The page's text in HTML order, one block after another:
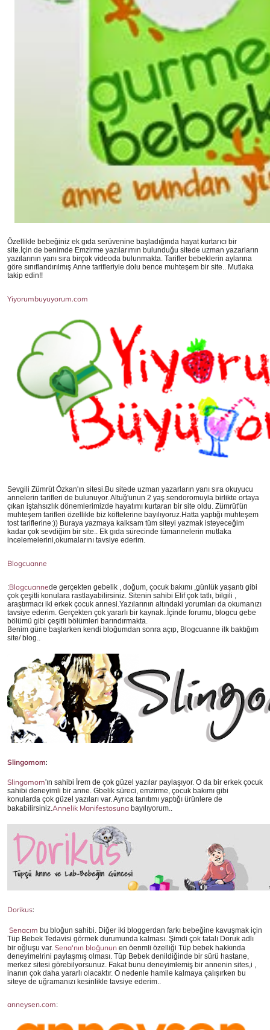
Özellikle bebeğiniz ek gıda serüvenine başladığında hayat kurtarıcı bir
site.İçin de benimde Emzirme yazılarımın bulunduğu sitede uzman yazarların
yazılarının yanı sıra birçok videoda bulunmakta. Tarifler bebeklerin aylarına
göre sınıflandırılmış.Anne tarifleriyle dolu bence muhteşem bir site.. Mutlaka
takip edin!!
Yiyorumbuyuyorum.com
Sevgili Zümrüt Özkan'ın sitesi.Bu sitede uzman yazarların yanı sıra okuyucu
annelerin tarifleri de bulunuyor. Altuğ'unun 2 yaş sendoromuyla birlikte ortaya
çıkan iştahsızlık dönemlerimizde hayatımı kurtaran bir site oldu. Zümrüt'ün
muhteşem tarifleri özellikle biz köftelerine bayılıyoruz.Hatta yaptığı muhteşem
tost tariflerine:)) Buraya yazmaya kalksam tüm siteyi yazmak isteyeceğim
kadar çok sevdiğim bir site.. Ek gıda sürecinde tümannelerin mutlaka
incelemelerini,okumalarını tavsiye ederim.
Blogcuanne
:Blogcuannede gerçekten gebelik , doğum, çocuk bakımı ,günlük yaşantı gibi
çok çeşitli konulara rastlayabilirsiniz. Sitenin sahibi Elif çok tatlı, bilgili ,
araştırmacı iki erkek çocuk annesi.Yazılarının altındaki yorumları da okumanızı
tavsiye ederim. Gerçekten çok yararlı bir kaynak..İçinde forumu, blogcu gebe
bölümü gibi çeşitli bölümleri barındırmakta.
Benim güne başlarken kendi bloğumdan sonra açıp, Blogcuanne ilk baktığım
site/ blog..
Slingomom:
Slingomom'ın sahibi İrem de çok güzel yazılar paylaşıyor. O da bir erkek çocuk
sahibi deneyimli bir anne. Gbelik süreci, emzirme, çocuk bakımı gibi
konularda çok güzel yazıları var. Ayrıca tanıtımı yaptığı ürünlere de
bakabilirsiniz.Annelik Manifestosuna bayılıyorum..
Dorikus:
Senacım bu bloğun sahibi. Diğer iki bloggerdan farkı bebeğine kavuşmak için
Tüp Bebek Tedavisi görmek durumunda kalması. Şimdi çok tatalı Doruk adlı
bir oğluşu var. Sena'nın bloğunun en öenmli özelliği Tüp bebek hakkında
deneyimelrini paylaşmış olması. Tüp Bebek denildiğinde bir sürü hastane,
merkez sitesi görebilyorsunuz. Fakat bunu deneyimlemiş bir annenin sites,i ,
inanın çok daha yararlı olacaktır. O nedenle hamile kalmaya çalışırken bu
siteye de uğramanızı kesinlikle tavsiye ederim..
anneysen.com: